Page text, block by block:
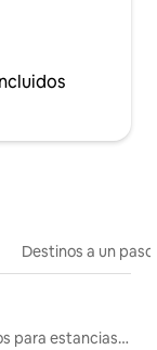
Destinos a un
Alojamientos para estancias largas